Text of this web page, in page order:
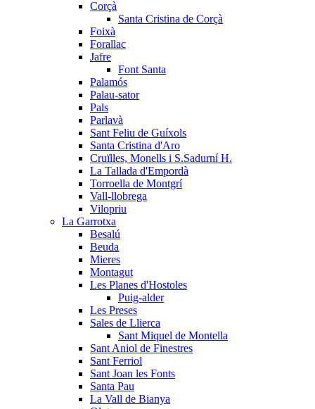
Corçà
Santa Cristina de Corçà
Foixà
Forallac
Jafre
Font Santa
Palamós
Palau-sator
Pals
Parlavà
Sant Feliu de Guíxols
Santa Cristina d'Aro
Cruïlles, Monells i S.Sadurní H.
La Tallada d'Empordà
Torroella de Montgrí
Vall-llobrega
Vilopriu
La Garrotxa
Besalú
Beuda
Mieres
Montagut
Les Planes d'Hostoles
Puig-alder
Les Preses
Sales de Llierca
Sant Miquel de Montella
Sant Aniol de Finestres
Sant Ferriol
Sant Joan les Fonts
Santa Pau
La Vall de Bianya